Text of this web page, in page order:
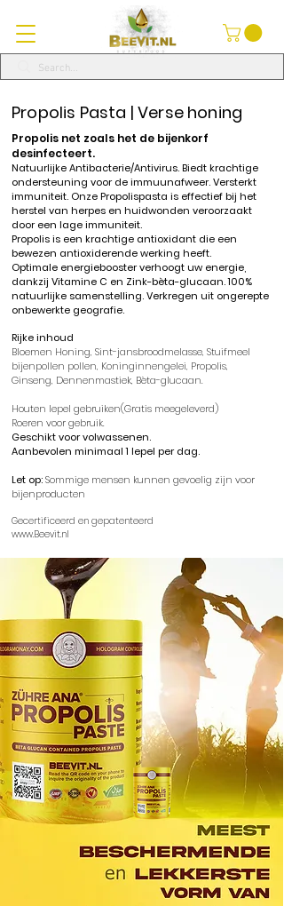
Propolis Pasta | Verse honing
Propolis net zoals het de bijenkorf
desinfecteert.
NatuurlijkeAntibacterie/Antivirus.Biedt krachtige
ondersteuning voor de immuunafweer. Versterkt
immuniteit. OnzePropolispasta is effectiefbij het
herstel van herpes en huidwonden veroorzaakt
door een lage immuniteit.
Propolisis een krachtige antioxidant die een
bewezen antioxiderende werking heeft.
Optimale energiebooster verhoogt uw energie,
dankzij Vitamine C en Zink-bèta-glucaan. 100%
natuurlijke samenstelling. Verkregen uit ongerepte
onbewerkte geografie.
Rijke inhoud
Bloemen Honing, Sint-jansbroodmelasse, Stuifmeel
bijenpollen pollen, Koninginnengelei, Propolis,
Ginseng, Dennenmastiek, Bèta-glucaan.
Houten lepel gebruiken(Gratis meegeleverd)
Roeren voor gebruik.
Geschikt voor volwassenen.
Aanbevolen minimaal 1 lepel per dag.
Let op:Sommige mensen kunnen gevoelig zijn voor
bijenproducten
Gecertificeerd en gepatenteerd
www.Beevit.nl